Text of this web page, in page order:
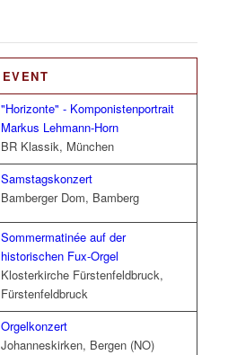
EVENT
"Horizonte" - Komponistenportrait
Markus Lehmann-Horn
BR Klassik, München
Samstagskonzert
Bamberger Dom, Bamberg
Sommermatinée auf der
historischen Fux-Orgel
Klosterkirche Fürstenfeldbruck,
Fürstenfeldbruck
Orgelkonzert
Johanneskirken, Bergen (NO)